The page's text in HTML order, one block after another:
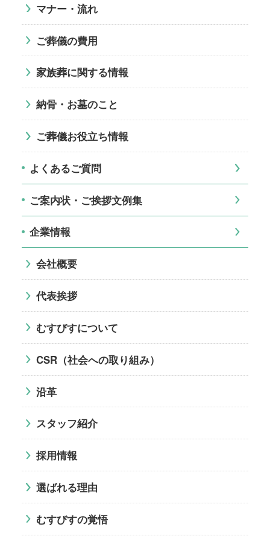
マナー・流れ
ご葬儀の費用
家族葬に関する情報
納骨・お墓のこと
ご葬儀お役立ち情報
よくあるご質問
ご案内状・ご挨拶文例集
企業情報
会社概要
代表挨拶
むすびすについて
CSR（社会への取り組み）
沿革
スタッフ紹介
採用情報
選ばれる理由
むすびすの覚悟